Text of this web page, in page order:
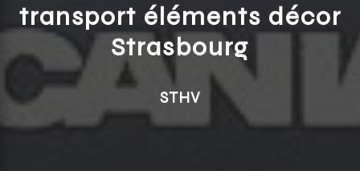
transport éléments décor
Strasbourg
STHV